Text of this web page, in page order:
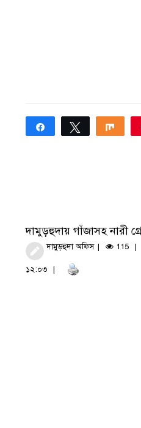
Share Tweet
দামুড়হুদায় গাঁজাসহ নারী
দামুড়হুদা অফিস 115
১২:০৩